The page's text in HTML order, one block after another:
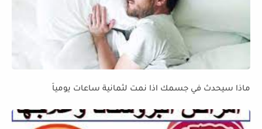
ماذا سيحدث في جسمك اذا نمت لثمانية ساعات يومياً